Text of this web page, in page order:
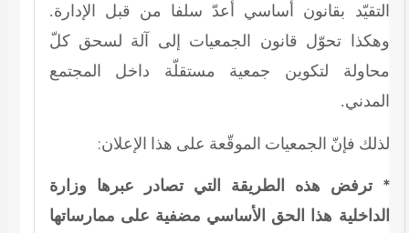
التقيّد بقانون أساسي أعدّ سلفا من قبل الإدارة.
وهكذا تحوّل قانون الجمعيات إلى آلة لسحق كلّ
محاولة لتكوين جمعية مستقلّة داخل المجتمع
المدني.
لذلك فإنّ الجمعيات الموقّعة على هذا الإعلان:
* ترفض هذه الطريقة التي تصادر عبرها وزارة
الداخلية هذا الحق الأساسي مضفية على ممارساتها